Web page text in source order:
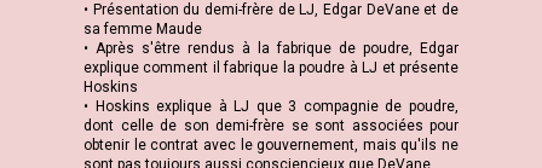
• Présentation du demi-frère de LJ, Edgar DeVane et de
sa femme Maude
• Après s'être rendus à la fabrique de poudre, Edgar
explique comment il fabrique la poudre à LJ et présente
Hoskins
• Hoskins explique à LJ que 3 compagnie de poudre,
dont celle de son demi-frère se sont associées pour
obtenir le contrat avec le gouvernement, mais qu'ils ne
sont pas toujours aussi consciencieux que DeVane